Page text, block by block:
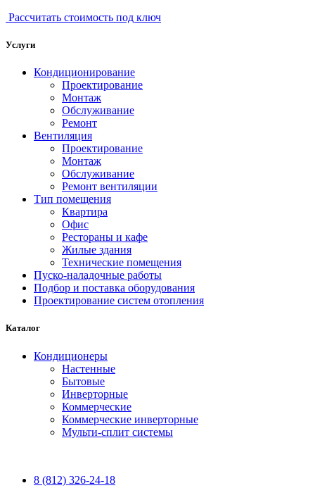
Рассчитать стоимость под ключ
Услуги
Кондиционирование
Проектирование
Монтаж
Обслуживание
Ремонт
Вентиляция
Проектирование
Монтаж
Обслуживание
Ремонт вентиляции
Тип помещения
Квартира
Офис
Рестораны и кафе
Жилые здания
Технические помещения
Пуско-наладочные работы
Подбор и поставка оборудования
Проектирование систем отопления
Каталог
Кондиционеры
Настенные
Бытовые
Инверторные
Коммерческие
Коммерческие инверторные
Мульти-сплит системы
8 (812) 326-24-18